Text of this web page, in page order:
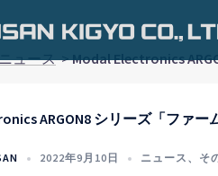
ュース>Modal Electronics
ARGON8 シリーズ「ファー
2022年9月10日 ニュース 、 そ